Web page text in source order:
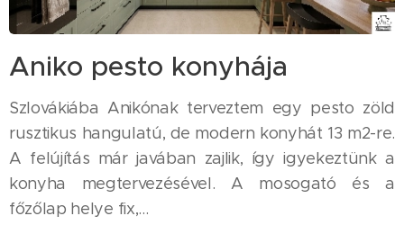
Aniko pesto konyhája
Szlovákiába Anikónak terveztem egy pesto zöld
rusztikus hangulatú, de modern konyhát 13 m2-re.
A felújítás már javában zajlik, így igyekeztünk a
konyha megtervezésével. A mosogató és a
főzőlap helye fix,...